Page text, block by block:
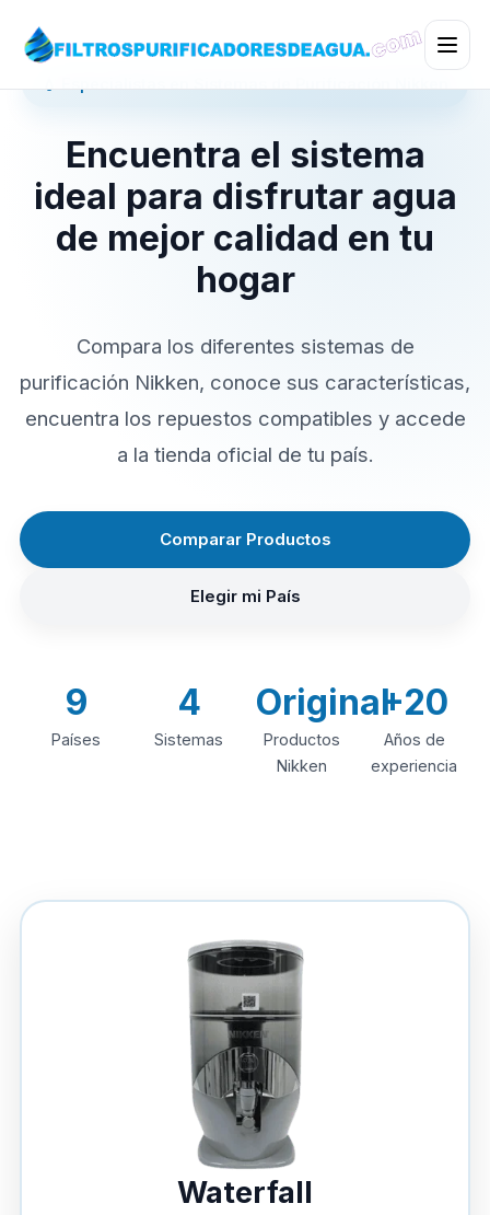
Encuentra el sistema
ideal para disfrutar agua
de mejor calidad en tu
hogar
Compara los diferentes sistemas de
purificación Nikken, conoce sus características,
encuentra los repuestos compatibles y accede
a la tienda oficial de tu país.
Comparar Productos
Elegir mi País
9
Países
4
Sistemas
Original
Productos
Nikken
+20
Años de
experiencia
Waterfall